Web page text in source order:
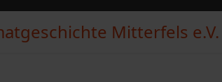
Mitterfels e.V.